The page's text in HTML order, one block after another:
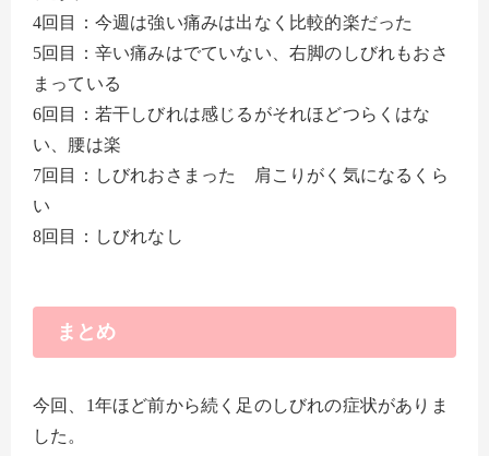
4回目：今週は強い痛みは出なく比較的楽だった
5回目：辛い痛みはでていない、右脚のしびれもおさ
まっている
6回目：若干しびれは感じるがそれほどつらくはな
い、腰は楽
7回目：しびれおさまった 肩こりがく気になるくら
い
8回目：しびれなし
まとめ
今回、1年ほど前から続く足のしびれの症状がありま
した。